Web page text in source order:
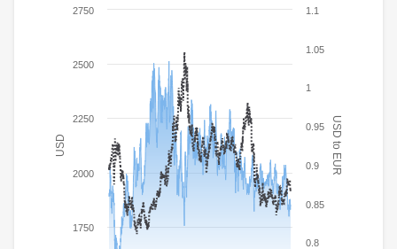
USD USD to EUR
1750
2000
2250
2500
2750
0.8
0.85
0.9
0.95
1
1.05
1.1